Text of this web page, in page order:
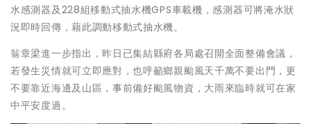
水感測器及228組移動式抽水機GPS車載機，感測器可將淹水狀
況即時回傳，藉此調動移動式抽水機。
翁章梁進一步指出，昨日已集結縣府各局處召開全面整備會議，
若發生災情就可立即應對，也呼籲鄉親颱風天千萬不要出門，更
不要靠近海邊及山區，事前備好颱風物資，大雨來臨時就可在家
中平安度過。